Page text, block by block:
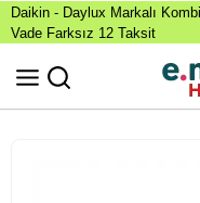
Daikin - Daylux Markalı
Vade Farksız 12 Taksit